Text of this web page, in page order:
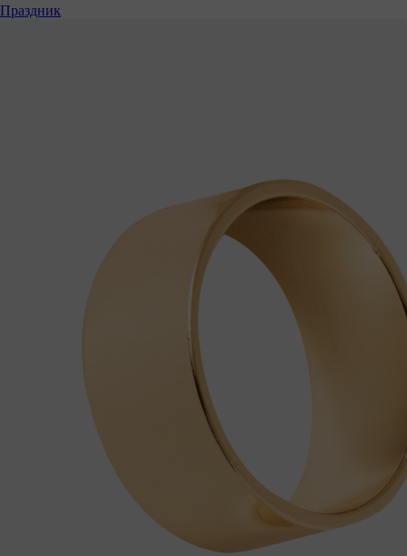
Праздник